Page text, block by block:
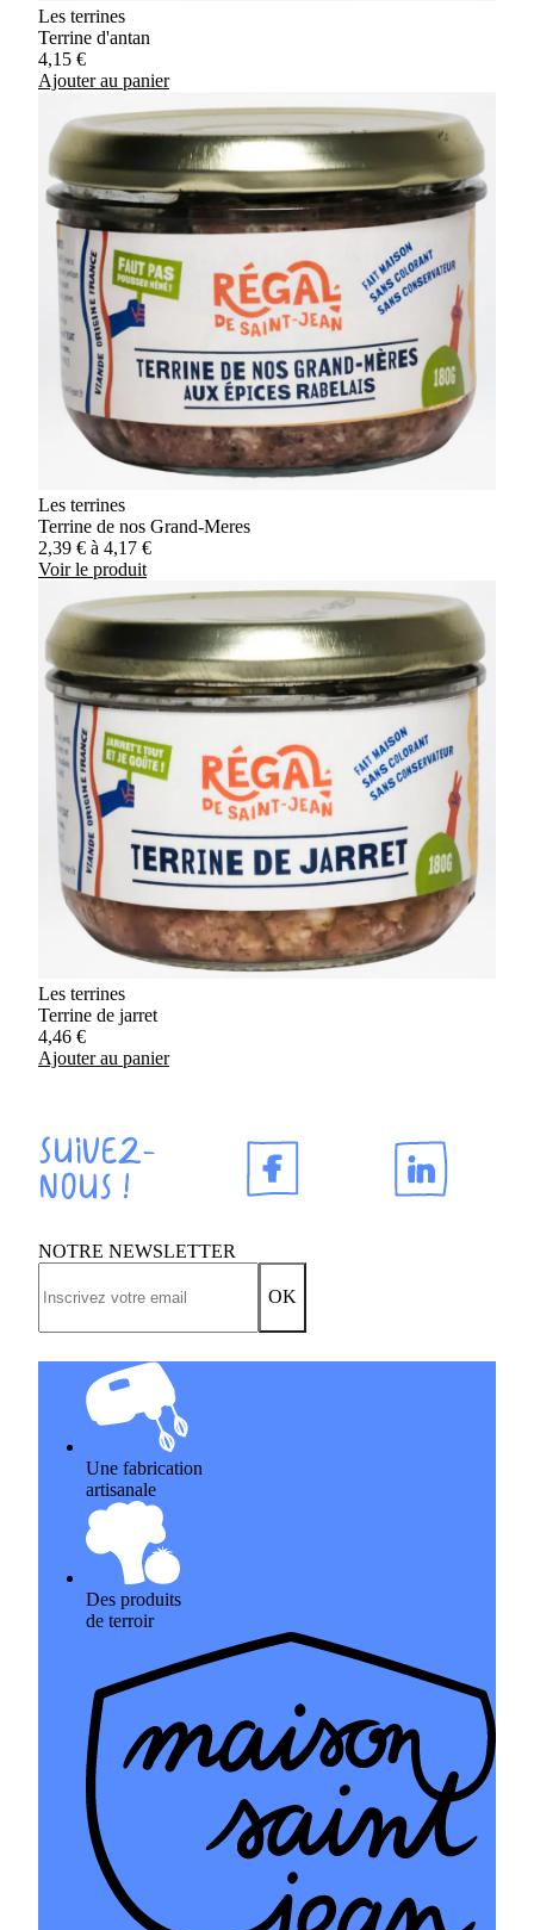
Les terrines
Terrine d'antan
4,15 €
Ajouter au panier
Les terrines
Terrine de nos Grand-Meres
2,39 € à 4,17 €
Voir le produit
Les terrines
Terrine de jarret
4,46 €
Ajouter au panier
Suivez-
nous !
NOTRE NEWSLETTER
OK
Une fabrication
artisanale
Des produits
de terroir